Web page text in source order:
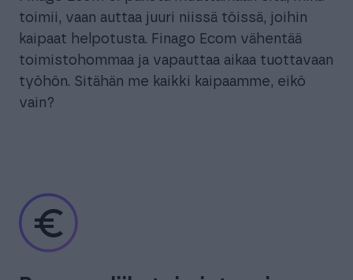
toimii, vaan auttaa juuri niissä töissä, joihin
kaipaat helpotusta. Finago Ecom vähentää
toimistohommaa ja vapauttaa aikaa tuottavaan
työhön. Sitähän me kaikki kaipaamme, eikö
vain?